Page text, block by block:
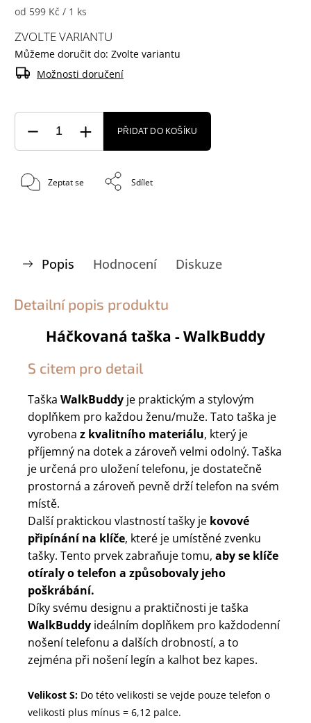
od 599 Kč / 1 ks
ZVOLTE VARIANTU
Můžeme doručit do: Zvolte variantu
Možnosti doručení
PŘIDAT DO KOŠÍKU
Zeptat se Sdílet
Popis Hodnocení Diskuze
Detailní popis produktu
Háčkovaná taška - WalkBuddy
S citem pro detail
Taška WalkBuddy je praktickým a stylovým
doplňkem pro každou ženu/muže. Tato taška je
vyrobena z kvalitního materiálu, který je
příjemný na dotek a zároveň velmi odolný. Taška
je určená pro uložení telefonu, je dostatečně
prostorná a zároveň pevně drží telefon na svém
místě.
Další praktickou vlastností tašky je kovové
připínání na klíče, které je umístěné zvenku
tašky. Tento prvek zabraňuje tomu, aby se klíče
otíraly o telefon a způsobovaly jeho
poškrábání.
Díky svému designu a praktičnosti je taška
WalkBuddy ideálním doplňkem pro každodenní
nošení telefonu a dalších drobností, a to
zejména při nošení legín a kalhot bez kapes.
Velikost S: Do této velikosti se vejde pouze telefon o
velikosti plus mínus = 6,12 palce.